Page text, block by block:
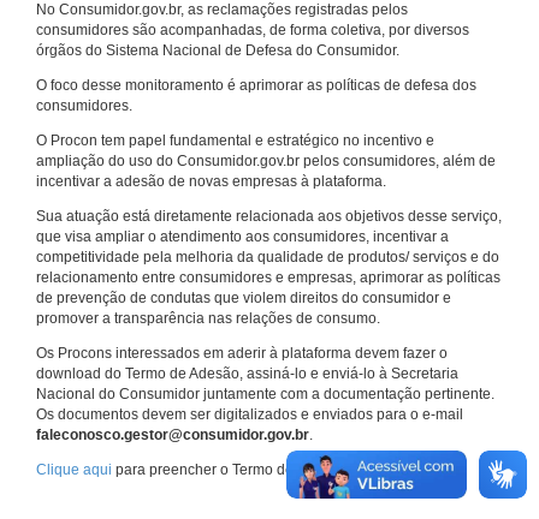
No Consumidor.gov.br, as reclamações registradas pelos
consumidores são acompanhadas, de forma coletiva, por diversos
órgãos do Sistema Nacional de Defesa do Consumidor.
O foco desse monitoramento é aprimorar as políticas de defesa dos
consumidores.
O Procon tem papel fundamental e estratégico no incentivo e
ampliação do uso do Consumidor.gov.br pelos consumidores, além de
incentivar a adesão de novas empresas à plataforma.
Sua atuação está diretamente relacionada aos objetivos desse serviço,
que visa ampliar o atendimento aos consumidores, incentivar a
competitividade pela melhoria da qualidade de produtos/ serviços e do
relacionamento entre consumidores e empresas, aprimorar as políticas
de prevenção de condutas que violem direitos do consumidor e
promover a transparência nas relações de consumo.
Os Procons interessados em aderir à plataforma devem fazer o
download do Termo de Adesão, assiná-lo e enviá-lo à Secretaria
Nacional do Consumidor juntamente com a documentação pertinente.
Os documentos devem ser digitalizados e enviados para o e-mail
faleconosco.gestor@consumidor.gov.br.
Clique aqui para preencher o Termo de Adesão.